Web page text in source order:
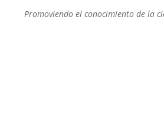
Promoviendo el conocimiento de la